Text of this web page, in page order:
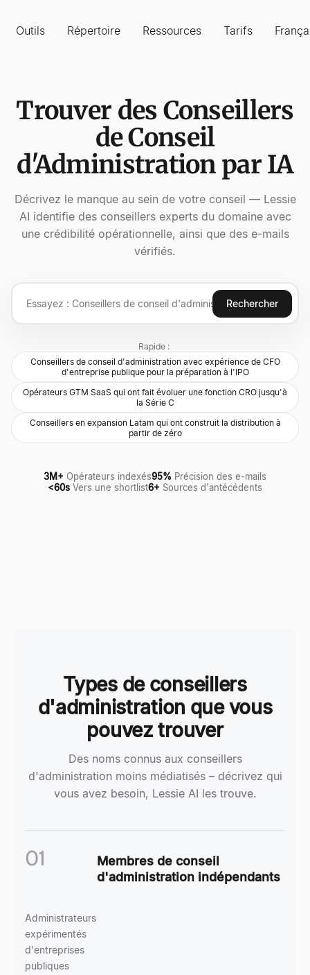
Outils Répertoire Ressources Tarifs
Trouver des Conseillers
de Conseil
d'Administration par IA
Décrivez le manque au sein de votre conseil — Lessie
AI identifie des conseillers experts du domaine avec
une crédibilité opérationnelle, ainsi que des e-mails
vérifiés.
Rechercher
Rapide :
Conseillers de conseil d'administration avec expérience de CFO
d'entreprise publique pour la préparation à l'IPO
Opérateurs GTM SaaS qui ont fait évoluer une fonction CRO jusqu'à
la Série C
Conseillers en expansion Latam qui ont construit la distribution à
partir de zéro
3M+ Opérateurs indexés95% Précision des e-mails
<60s Vers une shortlist6+ Sources d'antécédents
Types de conseillers
d'administration que vous
pouvez trouver
Des noms connus aux conseillers
d'administration moins médiatisés – décrivez qui
vous avez besoin, Lessie AI les trouve.
01
Membres de conseil
d'administration indépendants
Administrateurs
expérimentés
d'entreprises
publiques